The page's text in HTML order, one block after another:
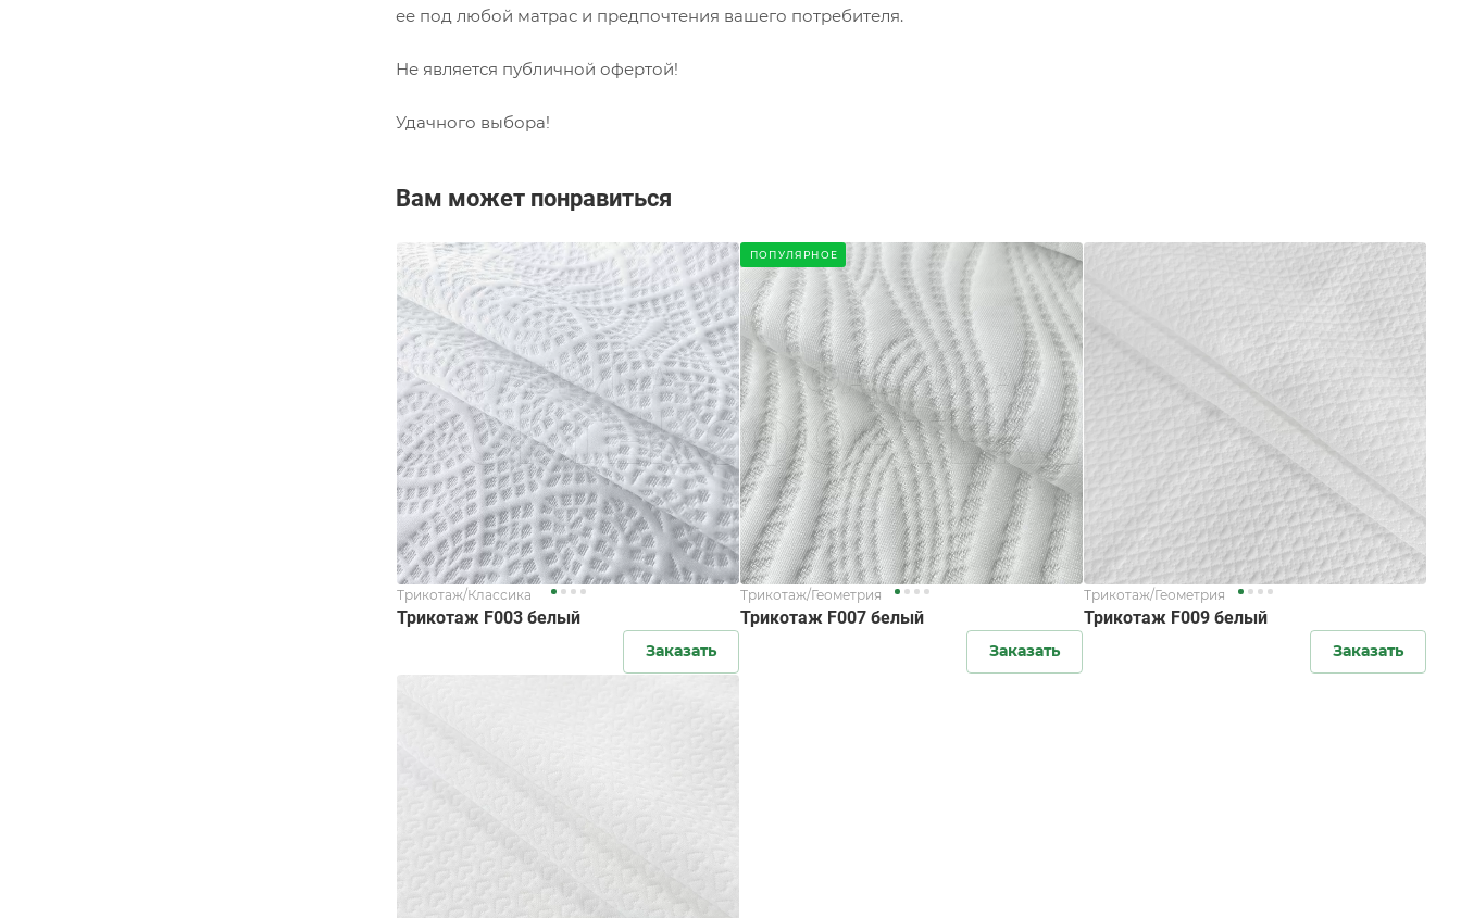
ее под любой матрас и предпочтения вашего потребителя.
Не является публичной офертой!
Удачного выбора!
Вам может понравиться
Трикотаж/Классика
Трикотаж F003 белый
Заказать
ПОПУЛЯРНОЕ
Трикотаж/Геометрия
Трикотаж F007 белый
Заказать
Трикотаж/Геометрия
Трикотаж F009 белый
Заказать